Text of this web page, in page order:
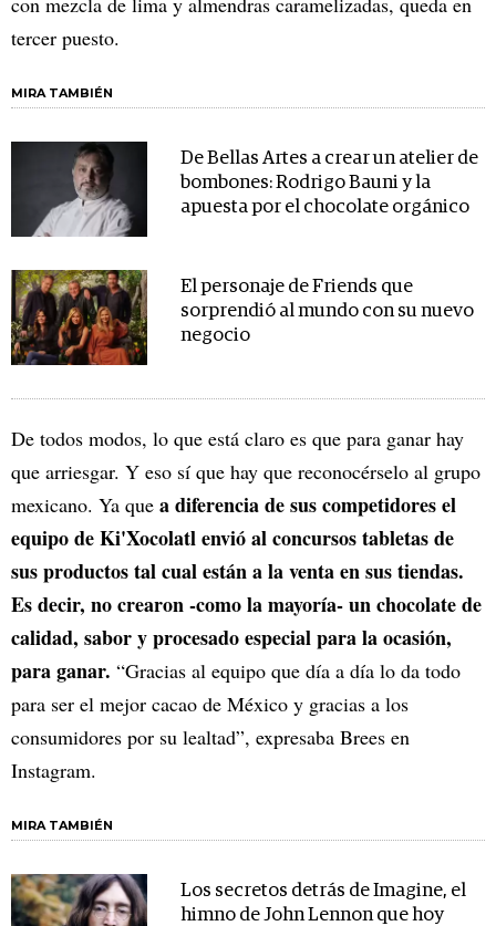
tercer puesto.
MIRA TAMBIÉN
De Bellas Artes a crear un atelier de
bombones: Rodrigo Bauni y la
apuesta por el chocolate orgánico
El personaje de Friends que
sorprendió al mundo con su nuevo
negocio
De todos modos, lo que está claro es que para ganar hay
que arriesgar. Y eso sí que hay que reconocérselo al grupo
mexicano. Ya que a diferencia de sus competidores el
equipo de Ki'Xocolatl envió al concursos tabletas de
sus productos tal cual están a la venta en sus tiendas.
Es decir, no crearon -como la mayoría- un chocolate de
calidad, sabor y procesado especial para la ocasión,
para ganar. “Gracias al equipo que día a día lo da todo
para ser el mejor cacao de México y gracias a los
consumidores por su lealtad”, expresaba Brees en
Instagram.
MIRA TAMBIÉN
Los secretos detrás de Imagine, el
himno de John Lennon que hoy